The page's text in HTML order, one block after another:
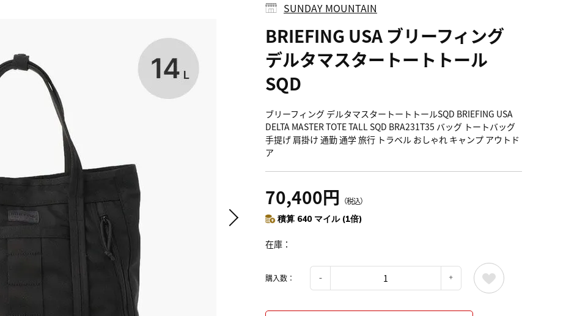
SUNDAY MOUNTAIN
BRIEFING USA ブリーフィング
デルタマスタートートトール
SQD
ブリーフィング デルタマスタートートトールSQD BRIEFING USA
DELTA MASTER TOTE TALL SQD BRA231T35 バッグ トートバッグ
手提げ 肩掛け 通勤 通学 旅行 トラベル おしゃれ キャンプ アウトド
ア
70,400円 （税込）
積算 640 マイル (1倍)
在庫
購入数：